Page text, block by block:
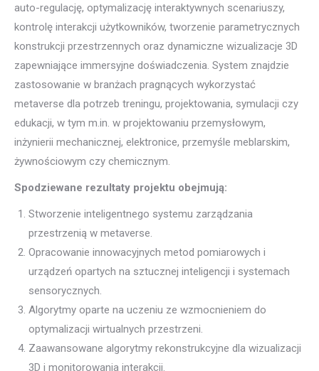
auto-regulację, optymalizację interaktywnych scenariuszy,
kontrolę interakcji użytkowników, tworzenie parametrycznych
konstrukcji przestrzennych oraz dynamiczne wizualizacje 3D
zapewniające immersyjne doświadczenia. System znajdzie
zastosowanie w branżach pragnących wykorzystać
metaverse dla potrzeb treningu, projektowania, symulacji czy
edukacji, w tym m.in. w projektowaniu przemysłowym,
inżynierii mechanicznej, elektronice, przemyśle meblarskim,
żywnościowym czy chemicznym.
Spodziewane rezultaty projektu obejmują:
Stworzenie inteligentnego systemu zarządzania
przestrzenią w metaverse.
Opracowanie innowacyjnych metod pomiarowych i
urządzeń opartych na sztucznej inteligencji i systemach
sensorycznych.
Algorytmy oparte na uczeniu ze wzmocnieniem do
optymalizacji wirtualnych przestrzeni.
Zaawansowane algorytmy rekonstrukcyjne dla wizualizacji
3D i monitorowania interakcji.